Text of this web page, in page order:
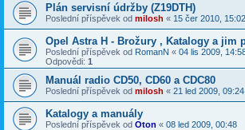
Plán servisní údržby (Z19DTH)
Poslední příspěvek od milosh « 15 čer 2010, 15:02
Opel Astra H - Brožury , Katalogy a jim
Poslední příspěvek od RomanN « 04 lis 2009,
Odpovědi: 1
Manuál radio CD50, CD60 a CDC80
Poslední příspěvek od milosh « 21 led 2009, 09:24
Katalogy a manuály
Poslední příspěvek od Oton « 08 led 2009, 00:48